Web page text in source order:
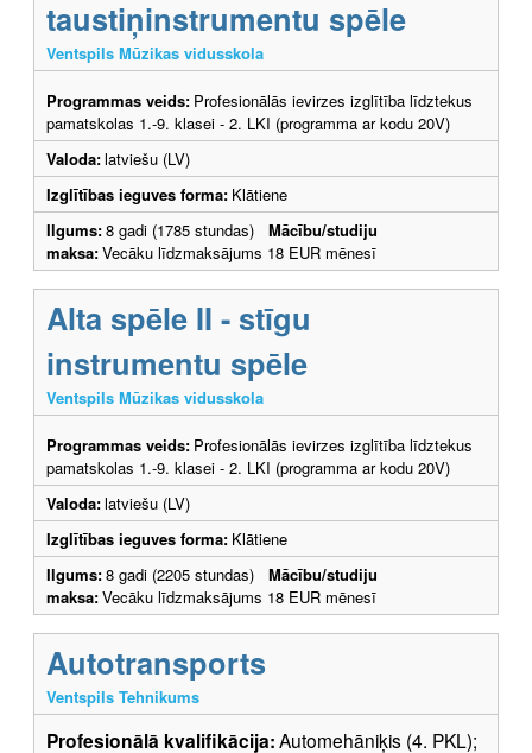
taustiņinstrumentu spēle
Ventspils Mūzikas vidusskola
Programmas veids: Profesionālās ievirzes izglītība līdztekus
pamatskolas 1.-9. klasei - 2. LKI (programma ar kodu 20V)
Valoda:latviešu (LV)
Izglītības ieguves forma: Klātiene
Ilgums:8 gadi (1785 stundas) Mācību/studiju
maksa:Vecāku līdzmaksājums 18 EUR mēnesī
Alta spēle II - stīgu
instrumentu spēle
Ventspils Mūzikas vidusskola
Programmas veids: Profesionālās ievirzes izglītība līdztekus
pamatskolas 1.-9. klasei - 2. LKI (programma ar kodu 20V)
Valoda:latviešu (LV)
Izglītības ieguves forma: Klātiene
Ilgums:8 gadi (2205 stundas) Mācību/studiju
maksa:Vecāku līdzmaksājums 18 EUR mēnesī
Autotransports
Ventspils Tehnikums
Profesionālā kvalifikācija:Automehāniķis (4. PKL);